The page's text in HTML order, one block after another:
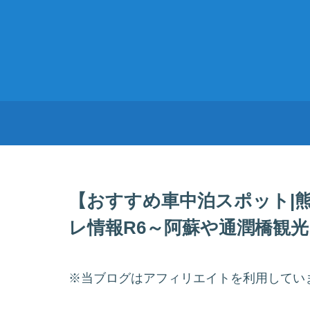
【おすすめ車中泊スポット|
レ情報R6～阿蘇や通潤橋観
※当ブログはアフィリエイトを利用してい